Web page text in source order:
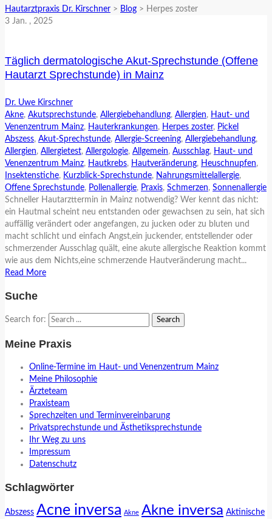
Hautarztpraxis Dr. Kirschner > Blog > Herpes zoster
3 Jan. , 2025
Täglich dermatologische Akut-Sprechstunde (Offene
Hautarzt Sprechstunde) in Mainz
Dr. Uwe Kirschner
Akne, Akutsprechstunde, Allergiebehandlung, Allergien, Haut- und
Venenzentrum Mainz, Hauterkrankungen, Herpes zoster, Pickel
Abszess, Akut-Sprechstunde, Allergie-Screening, Allergiebehandlung,
Allergien, Allergietest, Allergologie, Allgemein, Ausschlag, Haut- und
Venenzentrum Mainz, Hautkrebs, Hautveränderung, Heuschnupfen,
Insektenstiche, Kurzblick-Sprechstunde, Nahrungsmittelallergie,
Offene Sprechstunde, Pollenallergie, Praxis, Schmerzen, Sonnenallergie
Schneller Hautarzttermin in Mainz notwendig? Wer kennt das nicht:
ein Hautmal scheint neu entstanden oder gewachsen zu sein, hat sich
auffällig verändert oder angefangen, zu jucken oder zu bluten und
macht schlicht und einfach Angst,ein juckender, entstellender oder
schmerzender Ausschlag quält, eine akute allergische Reaktion kommt
wie aus dem Nichts,eine schmerzende Hautveränderung macht...
Read More
Suche
Search for:
Meine Praxis
Online-Termine im Haut- und Venenzentrum Mainz
Meine Philosophie
Ärzteteam
Praxisteam
Sprechzeiten und Terminvereinbarung
Privatsprechstunde und Ästhetiksprechstunde
Ihr Weg zu uns
Impressum
Datenschutz
Schlagwörter
Abszess Acne inversa Akne Akne inversa Aktinische